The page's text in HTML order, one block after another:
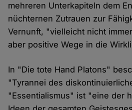
mehreren Unterkapiteln dem
nüchternen Zutrauen zur
Vernunft, "vielleicht nicht
aber positive Wege in die
In "Die tote Hand Platons"
"Tyrannei des
"Essentialismus" ist "eine der